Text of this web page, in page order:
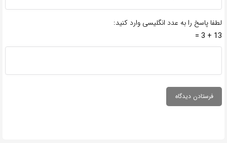
لطفا پاسخ را به عدد انگلیسی وارد کنید:
13 + 3 =